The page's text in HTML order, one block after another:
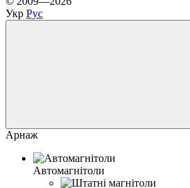
Укр Рус
Арнаж
Автомагнітоли